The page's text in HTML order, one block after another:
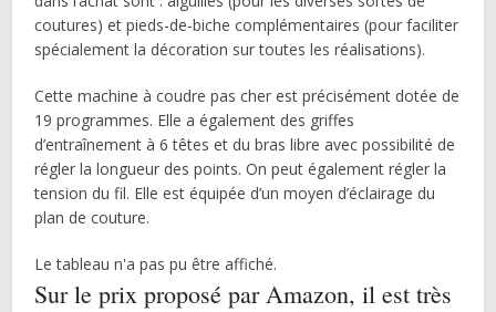
coutures) et pieds-de-biche complémentaires (pour faciliter
spécialement la décoration sur toutes les réalisations).
Cette machine à coudre pas cher est précisément dotée de
19 programmes. Elle a également des griffes
d’entraînement à 6 têtes et du bras libre avec possibilité de
régler la longueur des points. On peut également régler la
tension du fil. Elle est équipée d’un moyen d’éclairage du
plan de couture.
Le tableau n'a pas pu être affiché.
Sur le prix proposé par Amazon, il est très